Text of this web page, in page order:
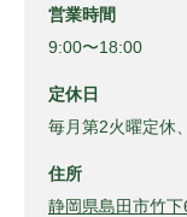
営業時間
9:00〜18:00
定休日
毎月第2火曜定休
住所
静岡県島田市竹下